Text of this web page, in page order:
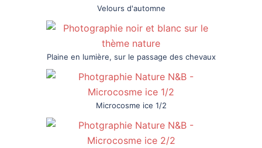
Velours d'automne
Plaine en lumière, sur le passage des chevaux
Microcosme ice 1/2